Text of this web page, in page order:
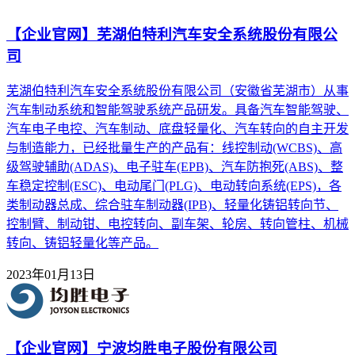
【企业官网】芜湖伯特利汽车安全系统股份有限公
司
芜湖伯特利汽车安全系统股份有限公司（安徽省芜湖市）从事
汽车制动系统和智能驾驶系统产品研发。具备汽车智能驾驶、
汽车电子电控、汽车制动、底盘轻量化、汽车转向的自主开发
与制造能力，已经批量生产的产品有：线控制动(WCBS)、高
级驾驶辅助(ADAS)、电子驻车(EPB)、汽车防抱死(ABS)、整
车稳定控制(ESC)、电动尾门(PLG)、电动转向系统(EPS)，各
类制动器总成、综合驻车制动器(IPB)、轻量化铸铝转向节、
控制臂、制动钳、电控转向、副车架、轮房、转向管柱、机械
转向、铸铝轻量化等产品。
2023年01月13日
【企业官网】宁波均胜电子股份有限公司